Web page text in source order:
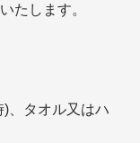
たします。
、タオル又はハ